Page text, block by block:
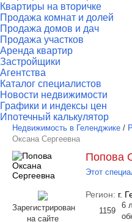
Квартиры на вторичке
Продажа комнат и долей
Продажа домов и дач
Продажа участков
Аренда квартир
Застройщики
Агентства
Каталог специалистов
Новости недвижимости
Графики и индексы цен
Ипотечный калькулятор
Недвижимость в Геленджике /
Оксана Сергеевна
Зарегистрирован
на сайте
Попова
Этот
Регион: г.
1159
6